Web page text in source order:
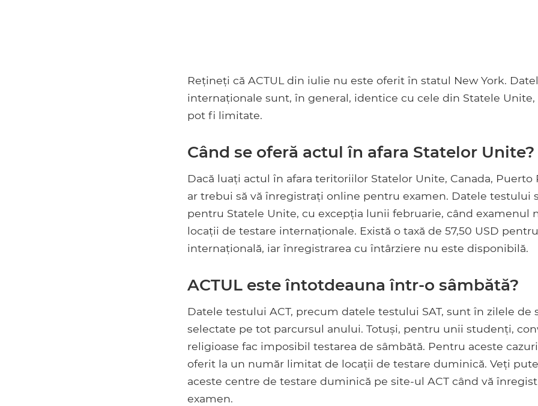
Rețineți că ACTUL din iulie nu este oferit în statul New York.
internaționale sunt, în general, identice cu cele din Statele
pot fi limitate.
Când se oferă actul în afara Statelor Unite?
Dacă luați actul în afara teritoriilor Statelor Unite, Canada, Puerto
ar trebui să vă înregistrați online pentru examen. Datele testului
pentru Statele Unite, cu excepția lunii februarie, când examenul
locații de testare internaționale. Există o taxă de 57,50 USD
internațională, iar înregistrarea cu întârziere nu este disponibilă.
ACTUL este întotdeauna într-o sâmbătă?
Datele testului ACT, precum datele testului SAT, sunt în zilele de
selectate pe tot parcursul anului. Totuși, pentru unii studenți,
religioase fac imposibil testarea de sâmbătă. Pentru aceste
oferit la un număr limitat de locații de testare duminică. Veți
aceste centre de testare duminică pe site-ul ACT când vă
examen.